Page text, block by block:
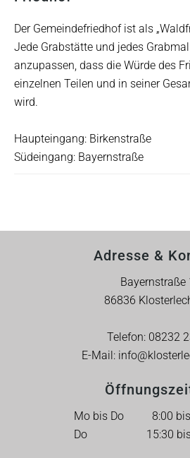
Der Gemeindefriedhof ist als
Jede Grabstätte und jedes
anzupassen, dass die Würde des
einzelnen Teilen und in seiner
wird.
Haupteingang: Birkenstraße
Südeingang: Bayernstraße
Adresse &
Bayernstraße
86836
Telefon: 08232
E-Mail:
Mo bis Do 8:00 bis
Do 15:30 bis